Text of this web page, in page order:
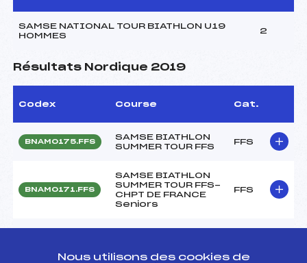
SAMSE NATIONAL TOUR BIATHLON U19
HOMMES
2
Résultats Nordique 2019
Codex Course Cat.
BNAM0175.FFS
SAMSE BIATHLON
SUMMER TOUR FFS
FFS
BNAM0171.FFS
SAMSE BIATHLON
SUMMER TOUR FFS-
CHPT DE FRANCE
Seniors
FFS
Nous utilisons des cookies de